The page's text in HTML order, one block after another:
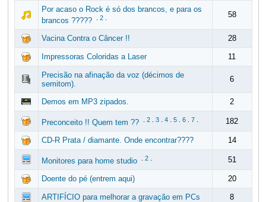
Por acaso o Rock é só dos brancos, e para os
brancos ?????
2. 58
Vacina Contra o Câncer !! 28
Impressoras Coloridas a Laser 11
Precisão na afinação da voz (décimos de
semitom).
6
Demos em MP3 zipados. 2
Preconceito !! Quem tem ?? 2. 3. 4. 5. 6. 7. 182
CD-R Prata / diamante. Onde encontrar???? 14
Monitores para home studio 2. 51
Doente do pé (entrem aqui) 20
ARTIFÍCIO para melhorar a gravação em PCs 8